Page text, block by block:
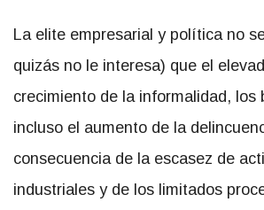
La elite empresarial y política no
quizás no le interesa) que el
crecimiento de la informalidad, los
incluso el aumento de la
consecuencia de la escasez de
industriales y de los limitados